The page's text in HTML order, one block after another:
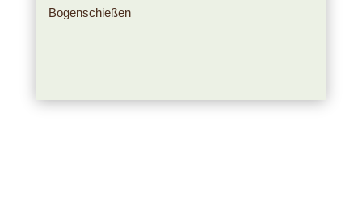
Bogenschießen